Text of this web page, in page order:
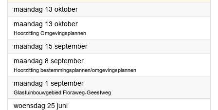
maandag 13 oktober2025
maandag 13 oktober2025
Hoorzitting Omgevingsplannen
maandag 15 september2025
maandag 8 september2025
Hoorzitting bestemmingsplannen/omgevingsplannen
maandag 1 september2025
Glastuinbouwgebied Floraweg-Geestweg
woensdag 25 juni2025